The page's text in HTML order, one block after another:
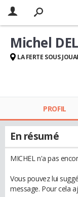
Michel
LA FERTE SOUS
PROFIL
En résumé
MICHEL n'a pas
Vous pouvez lui
message. Pour cela